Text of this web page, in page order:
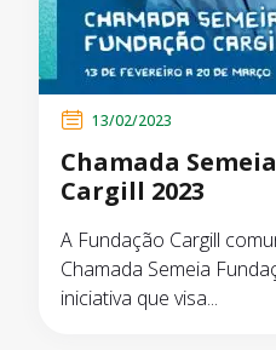
13/02/2023
Chamada
Cargill 2023
A Fundação Cargill
Chamada Semeia
iniciativa que visa...